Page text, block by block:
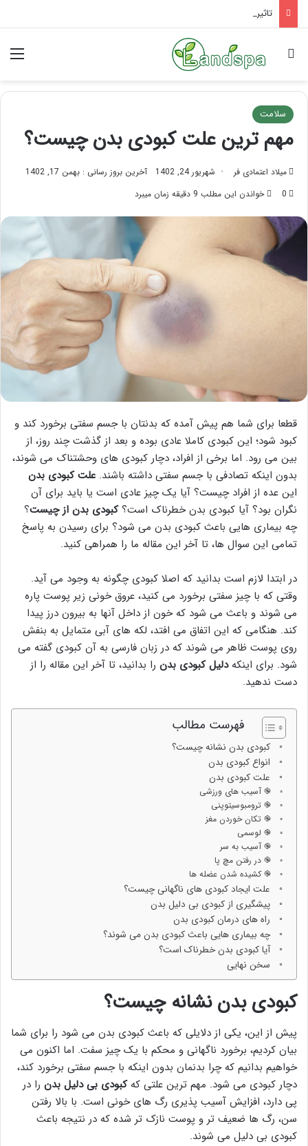
تاثیر ماساژ بر افسردگی؛ با ماساژ درمانی افسردگی را درمان کنید!
جستجو برای
سلامت
مهم ترین علت کبودی بدن چیست؟
میلاد اعتمادی فر شهریور 24, 1402
آخرین بروز رسانی : بهمن 17, 1402
0
خواندن این مطلب 9 دقیقه زمان میبرد
قطعا برای شما هم پیش آمده که بدنتان با جسم سفتی برخورد کند و
کبود شود؛ این کبودی کاملا عادی بوده و بعد از گذشت چند روز، از
بین می رود. اما برخی از افراد، دچار کبودی های وحشتناک می شوند،
بدون اینکه تصادفی با جسم سفتی داشته باشند. علت کبودی بدن
این عده از افراد چیست؟ آیا یک چیز عادی است یا باید برای آن
نگران بود؟ آیا کبودی بدن خطرناک است؟کبودی بدن از چیست؟
چه بیماری هایی باعث کبودی بدن می شود؟ برای رسیدن به پاسخ
تمامی این سوال ها، تا آخر این مقاله ما را همراهی کنید.
در ابتدا لازم است بدانید که اصلا کبودی چگونه به وجود می آید.
وقتی که با چیز سفتی برخورد می کنید، عروق خونی زیر پوست پاره
می شوند و باعث می شود که خون از داخل آنها به بیرون درز پیدا
کند. هنگامی که این اتفاق می افتد، لکه های آبی متمایل به بنفش
روی پوست ظاهر می شوند که در زبان فارسی به آن کبودی گفته می
شود. برای اینکهدلیل کبودی بدن را بدانید، تا آخر این مقاله را از
دست ندهید.
فهرست مطالب
کبودی بدن نشانه چیست؟
انواع کبودی بدن
علت کبودی بدن
֎ آسیب های ورزشی
֎ ترومبوسیتوپنی
֎ تکان خوردن مغز
֎ لوسمی
֎ آسیب به سر
֎ در رفتن مچ پا
֎ کشیده شدن عضله ها
علت ایجاد کبودی های ناگهانی چیست؟
پیشگیری از کبودی بی دلیل بدن
راه های درمان کبودی بدن
چه بیماری هایی باعث کبودی بدن می شوند؟
آیا کبودی بدن خطرناک است؟
سخن نهایی
کبودی بدن نشانه چیست؟
پیش از این، یکی از دلایلی که باعث کبودی بدن می شود را برای شما
بیان کردیم، برخورد ناگهانی و محکم با یک چیز سفت. اما اکنون می
خواهیم بدانیم که چرا بدنمان بدون اینکه با جسم سفتی برخورد کند،
دچار کبودی می شود. مهم ترین علتی کهکبودی بی دلیل بدن را در
پی دارد، افزایش آسیب پذیری رگ های خونی است. با بالا رفتن
سن، رگ ها ضعیف تر و پوست نازک تر شده که در نتیجه باعث
کبودی بی دلیل می شوند.